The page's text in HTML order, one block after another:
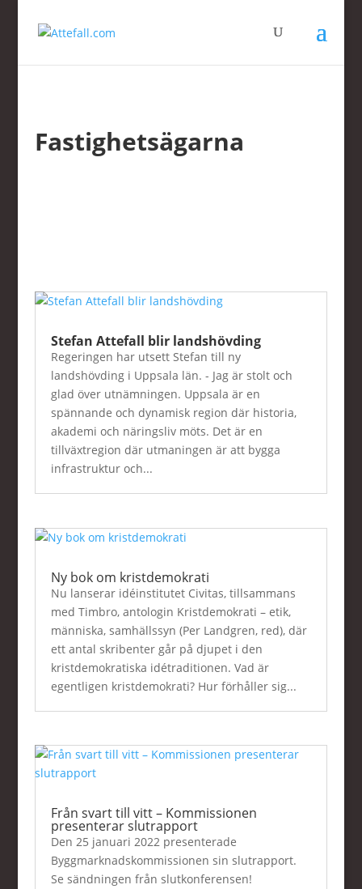
Fastighetsägarna
Stefan Attefall blir landshövding
Regeringen har utsett Stefan till ny
landshövding i Uppsala län. - Jag är stolt och
glad över utnämningen. Uppsala är en
spännande och dynamisk region där historia,
akademi och näringsliv möts. Det är en
tillväxtregion där utmaningen är att bygga
infrastruktur och...
Ny bok om kristdemokrati
Nu lanserar idéinstitutet Civitas, tillsammans
med Timbro, antologin Kristdemokrati – etik,
människa, samhällssyn (Per Landgren, red), där
ett antal skribenter går på djupet i den
kristdemokratiska idétraditionen. Vad är
egentligen kristdemokrati? Hur förhåller sig...
Från svart till vitt – Kommissionen
presenterar slutrapport
Den 25 januari 2022 presenterade
Byggmarknadskommissionen sin slutrapport.
Se sändningen från slutkonferensen!